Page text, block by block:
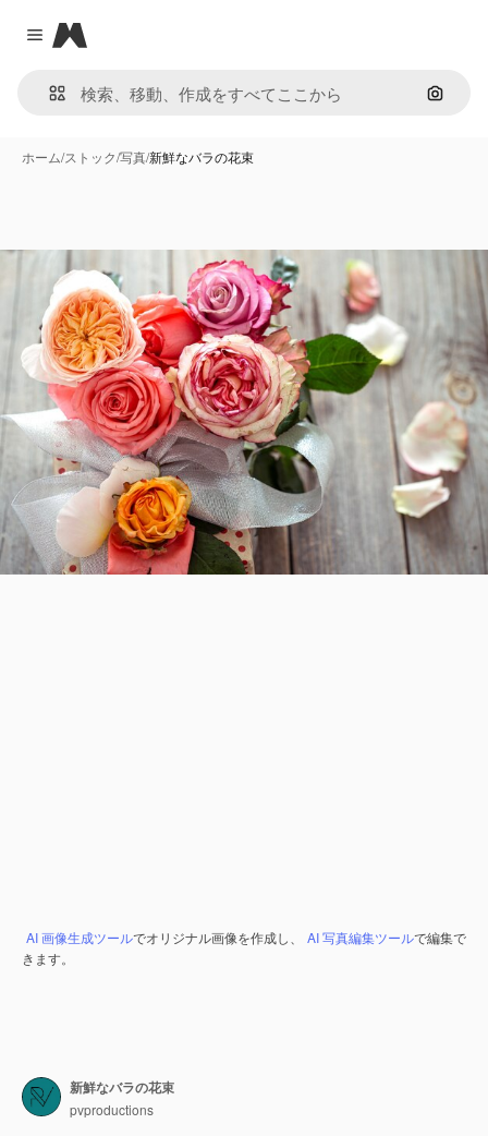
Close menu
Magnific
画像で
ホーム/ストック/写真/新鮮なバラの花束
AI 画像生成ツールでオリジナル画像を作成し、 AI 写真編集ツールで編集で
きます。
新鮮なバラの花束
pvproductions